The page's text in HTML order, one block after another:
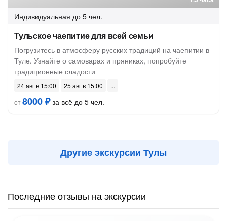
Индивидуальная до 5 чел.
Тульское чаепитие для всей семьи
Погрузитесь в атмосферу русских традиций на чаепитии в
Туле. Узнайте о самоварах и пряниках, попробуйте
традиционные сладости
24 авг в 15:00
25 авг в 15:00
от8000 ₽за всё до 5 чел.
Другие экскурсии Тулы
Последние отзывы на экскурсии